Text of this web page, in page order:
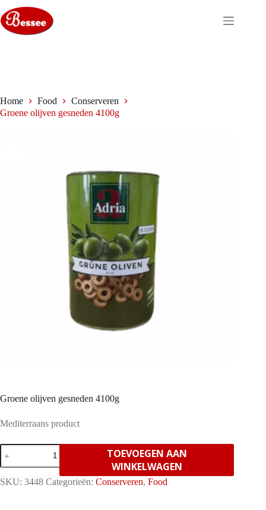
naar
de
inhoud
Home Food
Conserveren
Groene olijven gesneden 4100g
Groene olijven gesneden 4100g
Mediterraans product
Groene
olijven
gesneden
4100g
TOEVOEGEN AAN
WINKELWAGEN
SKU: 3448 Categorieën: Conserveren, Food